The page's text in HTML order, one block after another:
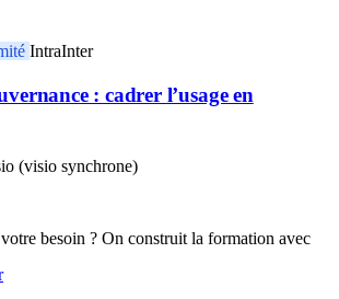
IntraInter
: cadrer l’usage en
(visio synchrone)
besoin ? On construit la formation avec